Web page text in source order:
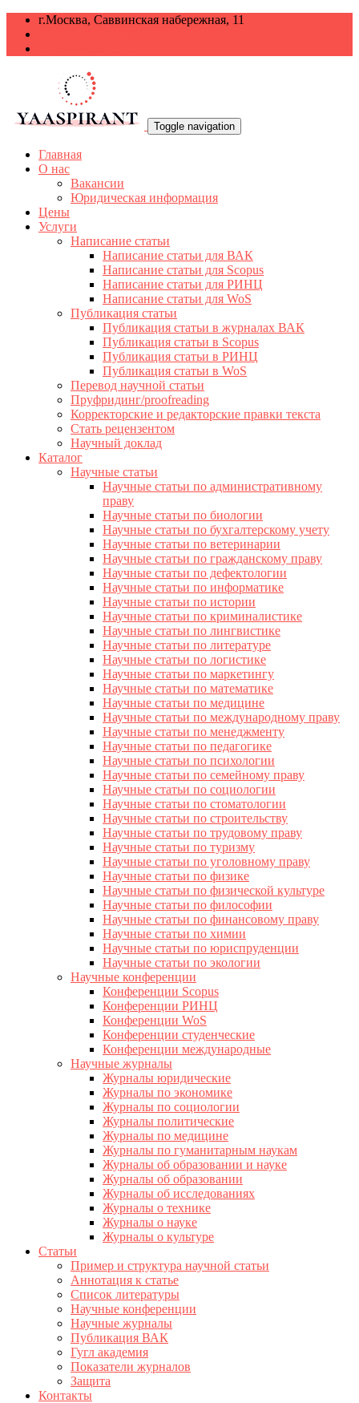
г.Москва, Саввинская набережная, 11
Toggle navigation
Главная
О нас
Вакансии
Юридическая информация
Цены
Услуги
Написание статьи
Написание статьи для ВАК
Написание статьи для Scopus
Написание статьи для РИНЦ
Написание статьи для WoS
Публикация статьи
Публикация статьи в журналах ВАК
Публикация статьи в Scopus
Публикация статьи в РИНЦ
Публикация статьи в WoS
Перевод научной статьи
Пруфридинг/proofreading
Корректорские и редакторские правки текста
Стать рецензентом
Научный доклад
Каталог
Научные статьи
Научные статьи по административному
праву
Научные статьи по биологии
Научные статьи по бухгалтерскому учету
Научные статьи по ветеринарии
Научные статьи по гражданскому праву
Научные статьи по дефектологии
Научные статьи по информатике
Научные статьи по истории
Научные статьи по криминалистике
Научные статьи по лингвистике
Научные статьи по литературе
Научные статьи по логистике
Научные статьи по маркетингу
Научные статьи по математике
Научные статьи по медицине
Научные статьи по международному праву
Научные статьи по менеджменту
Научные статьи по педагогике
Научные статьи по психологии
Научные статьи по семейному праву
Научные статьи по социологии
Научные статьи по стоматологии
Научные статьи по строительству
Научные статьи по трудовому праву
Научные статьи по туризму
Научные статьи по уголовному праву
Научные статьи по физике
Научные статьи по физической культуре
Научные статьи по философии
Научные статьи по финансовому праву
Научные статьи по химии
Научные статьи по юриспруденции
Научные статьи по экологии
Научные конференции
Конференции Scopus
Конференции РИНЦ
Конференции WoS
Конференции студенческие
Конференции международные
Научные журналы
Журналы юридические
Журналы по экономике
Журналы по социологии
Журналы политические
Журналы по медицине
Журналы по гуманитарным наукам
Журналы об образовании и науке
Журналы об образовании
Журналы об исследованиях
Журналы о технике
Журналы о науке
Журналы о культуре
Статьи
Пример и структура научной статьи
Аннотация к статье
Список литературы
Научные конференции
Научные журналы
Публикация ВАК
Гугл академия
Показатели журналов
Защита
Контакты